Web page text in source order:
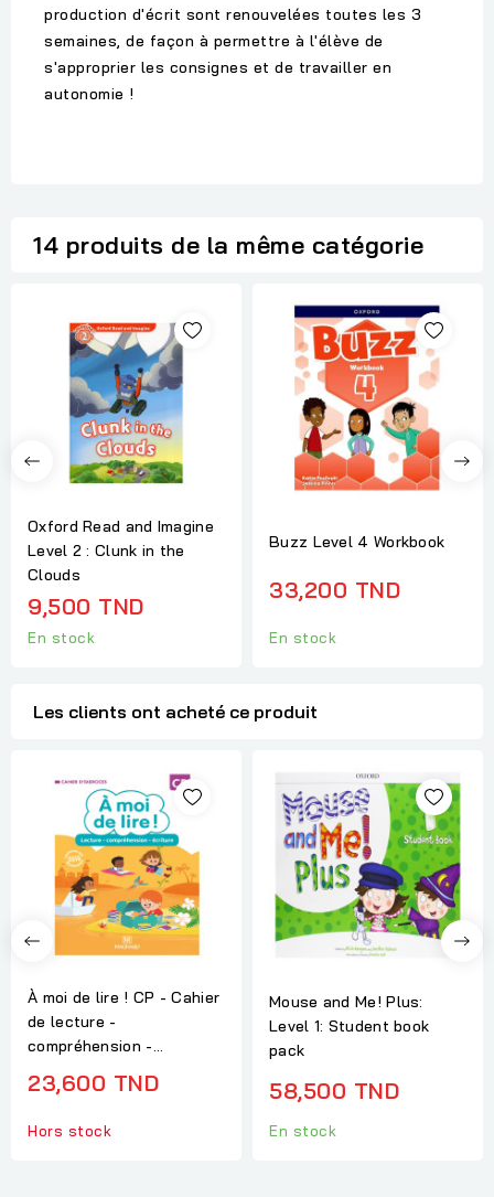
production d'écrit sont renouvelées toutes les 3
semaines, de façon à permettre à l'élève de
s'approprier les consignes et de travailler en
autonomie !
14 produits de la même catégorie
Oxford Read and Imagine
Level 2 : Clunk in the
Clouds
9,500 TND
En stock
Buzz Level 4 Workbook
33,200 TND
En stock
Les clients ont acheté ce produit
À moi de lire ! CP - Cahier
de lecture -
compréhension -...
23,600 TND
Hors stock
Mouse and Me! Plus:
Level 1: Student book
pack
58,500 TND
En stock